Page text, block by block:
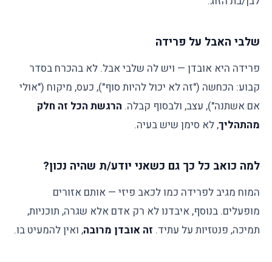
שלבי האבל על פרידה
פרידה היא אובדן — ויש לה שלבי אבל. לא בהכרח בסדר
קבוע: הכחשה ("זה לא יכול להיות סוף"), כעס, מיקוח ("אולי
אם אשתנה"), עצב, ולבסוף קבלה. הרגשת הכל זה חלק
מהתהליך, לא סימן שיש בעיה.
למה כואב כל כך גם כשאני יודע/ת שהיה נכון?
המוח מגיב לפרידה כמו לכאב פיזי — אותם אזורים
מופעלים. בנוסף, איבדנו לא רק אדם אלא שגרה, תוכניות,
תמיכה, פנטזיות על עתיד. זה אובדן מרובה, ואין להמעיט בו.